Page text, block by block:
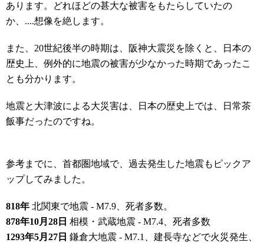
あります。どれほどの甚大な被害をもたらしていたの
か、....想像を絶します。
また、20世紀後半の時期は、阪神大震災を除くと、日本の
歴史上、例外的に地震の被害が少なかった時期であったこ
とも分かります。
地震と大津波による大災害は、日本の歴史上では、日常茶
飯事だったのですね。
参考までに、首都圏地域で、過去発生した地震もピックア
ップしてみました。
818年 北関東で地震 - M7.9、死者多数。
878年10月28日 相模・武蔵地震 - M7.4、死者多数
1293年5月27日 鎌倉大地震 - M7.1、建長寺などで火災発生、